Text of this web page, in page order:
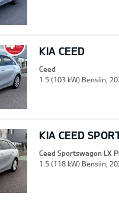
KIA CEED
Ceed
1.5 (103 kW) Bensiin,
KIA CEED
Ceed Sportswagon LX
1.5 (118 kW) Bensiin,